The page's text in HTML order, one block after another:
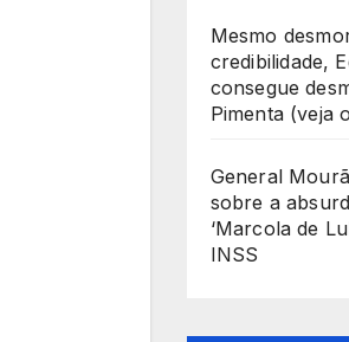
Mesmo
credibilidade,
consegue
Pimenta (veja
General
sobre a
‘Marcola de
INSS